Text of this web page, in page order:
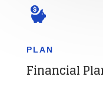
PLAN
Financial